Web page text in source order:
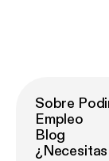
Sobre
Empleo
Blog